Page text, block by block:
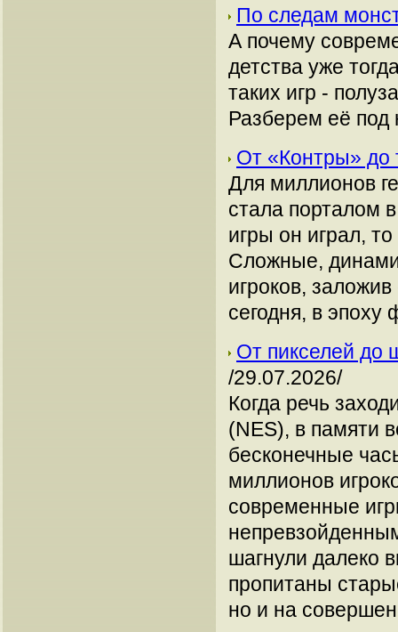
По следам
А почему
детства уже
таких игр -
Разберем её под
От «Контры» до
Для миллионов
стала порталом
игры он играл,
Сложные,
игроков,
сегодня, в
От пикселей до
/29.07.2026/
Когда речь
(NES), в памяти
бесконечные
миллионов
современные
шагнули далеко
пропитаны
но и на